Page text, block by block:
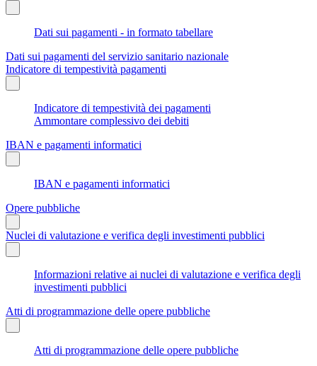
Dati sui pagamenti - in formato tabellare
Dati sui pagamenti del servizio sanitario nazionale
Indicatore di tempestività pagamenti
Indicatore di tempestività dei pagamenti
Ammontare complessivo dei debiti
IBAN e pagamenti informatici
IBAN e pagamenti informatici
Opere pubbliche
Nuclei di valutazione e verifica degli investimenti pubblici
Informazioni relative ai nuclei di valutazione e verifica degli
investimenti pubblici
Atti di programmazione delle opere pubbliche
Atti di programmazione delle opere pubbliche